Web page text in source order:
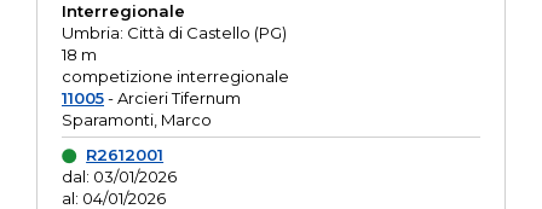
Interregionale
Umbria: Città di Castello (PG)
18 m
competizione interregionale
11005- Arcieri Tifernum
Sparamonti, Marco
R2612001
dal: 03/01/2026
al: 04/01/2026